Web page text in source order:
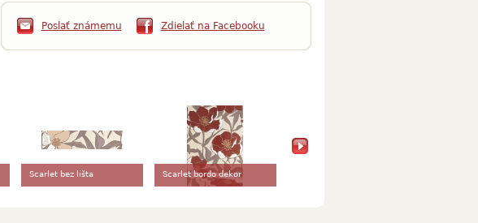
Poslať známemu Zdielať na Facebooku
Scarlet bez lišta Scarlet bordo dekor